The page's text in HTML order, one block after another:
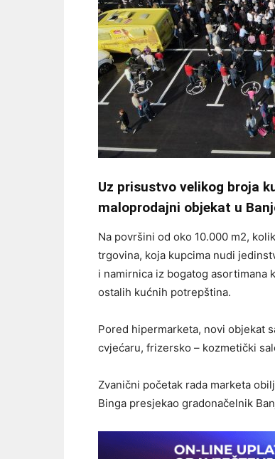
Uz prisustvo velikog broja
maloprodajni objekat u
Na površini od oko 10.000 m2,
trgovina, koja kupcima nudi
i namirnica iz bogatog asortimana
ostalih kućnih potrepština.
Pored hipermarketa, novi objekat
cvjećaru, frizersko – kozmetički
Zvanični početak rada marketa
Binga presjekao gradonačelnik